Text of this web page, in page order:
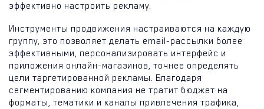
эффективно настроить рекламу.
Инструменты продвижения настраиваются на каждую
группу, это позволяет делать email-рассылки более
эффективными, персонализировать интерфейс и
приложения онлайн-магазинов, точнее определять
цели таргетированной рекламы. Благодаря
сегментированию компания не тратит бюджет на
форматы, тематики и каналы привлечения трафика,